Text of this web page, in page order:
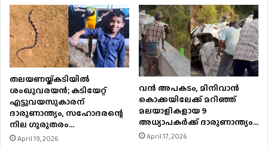
തലയണയ്ക്കടിയില്‍
ശംഖുവരയന്‍; കടിയേറ്റ്
എട്ടുവയസുകാരന്
ദാരുണാന്ത്യം, സഹോദരന്റെ
നില ഗുരുതരം…
April 19, 2026
വൻ അപകടം, മിനിവാൻ
കൊക്കയിലേക്ക് മറിഞ്ഞ്
മലയാളികളായ 9
അധ്യാപകർക്ക് ദാരുണാന്ത്യം…
April 17, 2026